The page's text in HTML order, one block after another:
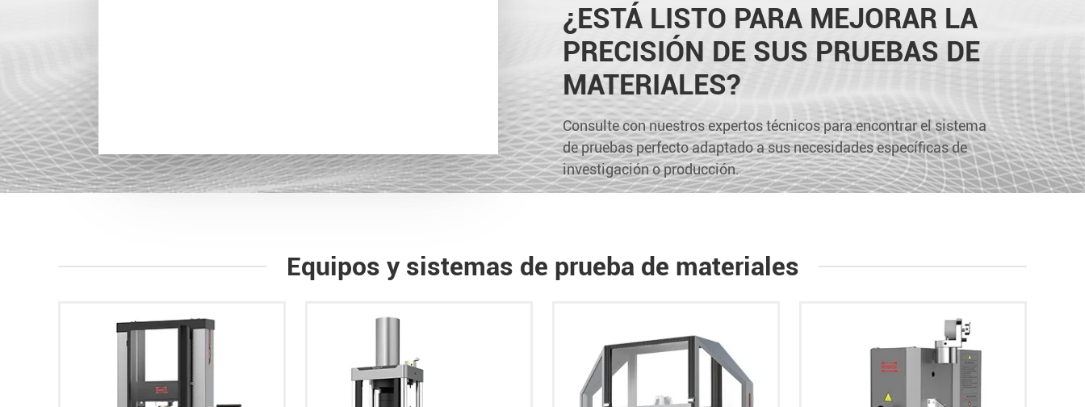
¿ESTÁ LISTO PARA MEJORAR LA
PRECISIÓN DE SUS PRUEBAS DE
MATERIALES?
Consulte con nuestros expertos técnicos para encontrar el sistema
de pruebas perfecto adaptado a sus necesidades específicas de
investigación o producción.
Equipos y sistemas de prueba de materiales